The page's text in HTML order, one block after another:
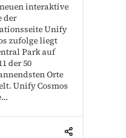
interaktive
der
Unify
zufolge liegt
Park auf
der 50
Orte
Unify Cosmos